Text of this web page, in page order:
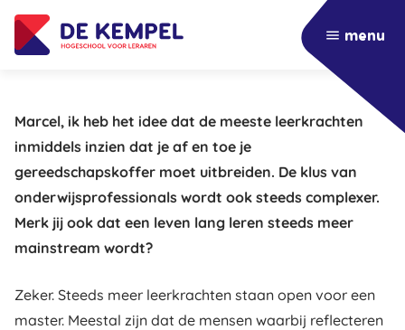
menu
Marcel, ik heb het idee dat de meeste leerkrachten
inmiddels inzien dat je af en toe je
gereedschapskoffer moet uitbreiden. De klus van
onderwijsprofessionals wordt ook steeds complexer.
Merk jij ook dat een leven lang leren steeds meer
mainstream wordt?
Zeker. Steeds meer leerkrachten staan open voor een
master. Meestal zijn dat de mensen waarbij reflecteren